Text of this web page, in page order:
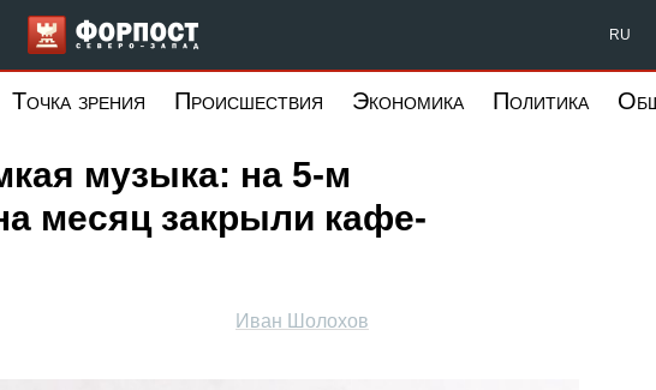
Форпост Северо-Запад RU
Точка зрения Происшествия Экономика Политика
музыка: на 5-м
месяц закрыли кафе-
Иван Шолохов